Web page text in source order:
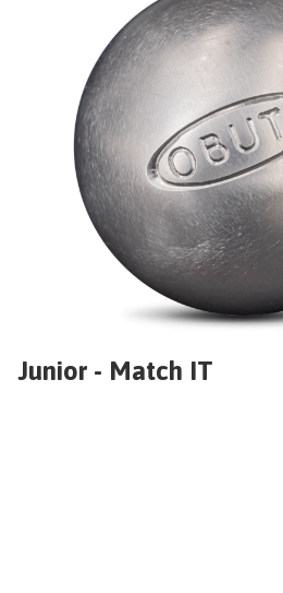
Junior - Match IT